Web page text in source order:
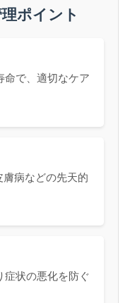
ポイント
命で、適切なケア
病などの先天的
症状の悪化を防ぐ